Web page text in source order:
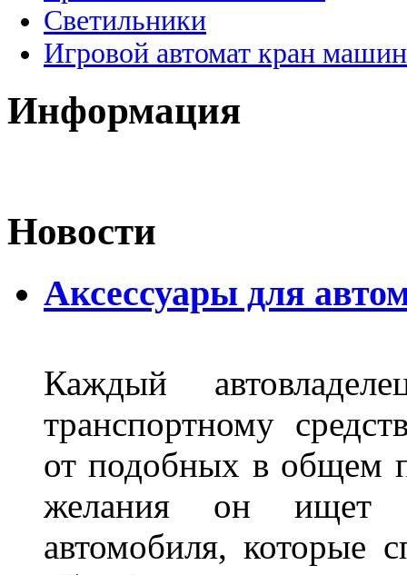
Светильники
Игровой автомат кран
Информация
Новости
Аксессуары для
Каждый
транспортному
от подобных в общем
желания он ищет
автомобиля, которые